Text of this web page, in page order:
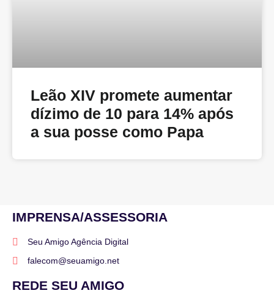
Leão XIV promete aumentar
dízimo de 10 para 14% após
a sua posse como Papa
IMPRENSA/ASSESSORIA
Seu Amigo Agência Digital
falecom@seuamigo.net
REDE SEU AMIGO